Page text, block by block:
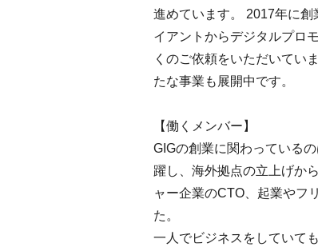
進めています。 2017年に
イアントからデジタルプロ
くのご依頼をいただいてい
たな事業も展開中です。
【働くメンバー】
GIGの創業に関わっている
躍し、海外拠点の立上げか
ャー企業のCTO、起業やフ
た。
一人でビジネスをしていて